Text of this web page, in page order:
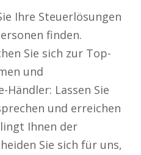
Ihre Steuerlösungen
finden.
Sie sich zur Top-
und
Lassen Sie
und erreichen
Ihnen der
Sie sich für uns,